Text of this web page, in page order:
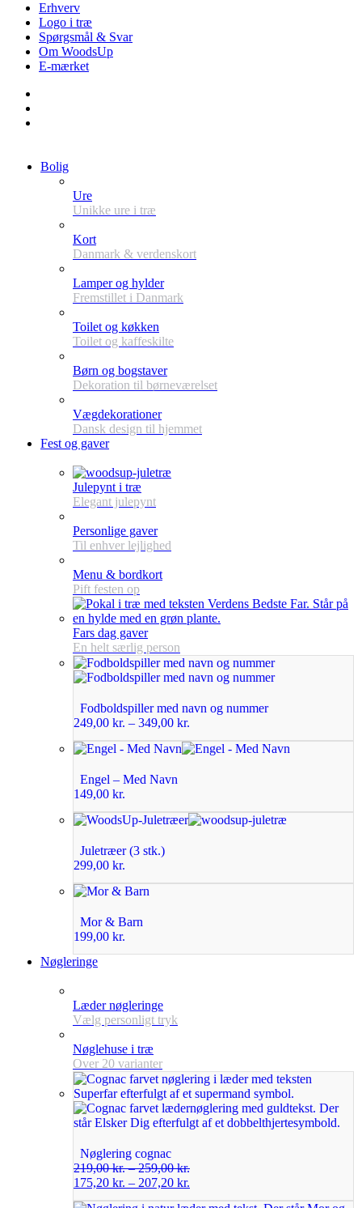
Erhverv
Logo i træ
Spørgsmål & Svar
Om WoodsUp
E-mærket
Bolig
Ure
Unikke ure i træ
Kort
Danmark & verdenskort
Lamper og hylder
Fremstillet i Danmark
Toilet og køkken
Toilet og kaffeskilte
Børn og bogstaver
Dekoration til børneværelset
Vægdekorationer
Dansk design til hjemmet
Fest og gaver
Julepynt i træ
Elegant julepynt
Personlige gaver
Til enhver lejlighed
Menu & bordkort
Pift festen op
Fars dag gaver
En helt særlig person
Fodboldspiller med navn og nummer
249,00 kr. – 349,00 kr.
Engel – Med Navn
149,00 kr.
Juletræer (3 stk.)
299,00 kr.
Mor & Barn
199,00 kr.
Nøgleringe
Læder nøgleringe
Vælg personligt tryk
Nøglehuse i træ
Over 20 varianter
Nøglering cognac
219,00kr.–259,00kr.
175,20 kr. – 207,20 kr.